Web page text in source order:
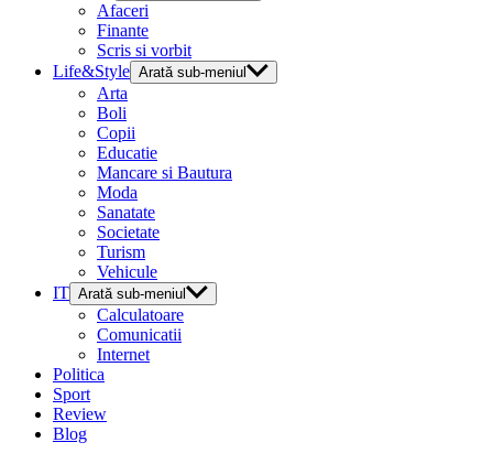
Afaceri
Finante
Scris si vorbit
Life&Style Arată sub-meniul
Arta
Boli
Copii
Educatie
Mancare si Bautura
Moda
Sanatate
Societate
Turism
Vehicule
IT Arată sub-meniul
Calculatoare
Comunicatii
Internet
Politica
Sport
Review
Blog